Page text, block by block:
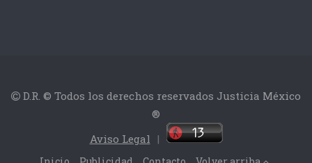
D.R. © Todos los derechos reservados Justicia México
®
Aviso Legal |